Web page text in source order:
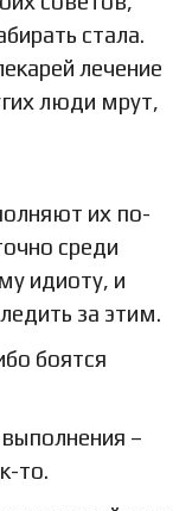
стала.
лечение
люди мрут,
их по-
среди
идиоту, и
за этим.
боятся
–
то.